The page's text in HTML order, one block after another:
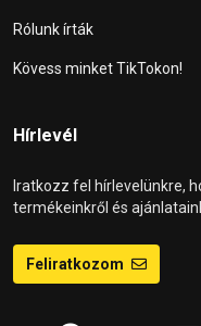
Rólunk írták
Kövess minket TikTokon!
Hírlevél
Iratkozz fel hírlevelünkre,
termékeinkről és
Feliratkozom